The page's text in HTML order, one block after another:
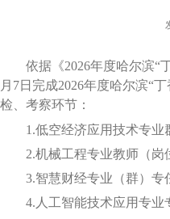
依据 《2026年度哈尔滨“
月 7日完成2026年度哈尔滨“丁
检、考察环节：
1.低空经济应用技术专业
2.机械工程专业教师（岗
3.智慧财经专业（群）专
4.人工智能技术应用专业